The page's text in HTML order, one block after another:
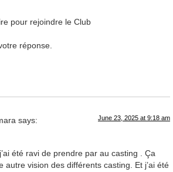
pour rejoindre le Club
réponse.
says: June 23, 2025 at 9:18 am
été ravi de prendre par au casting . Ça
autre vision des différents casting. Et j’ai été